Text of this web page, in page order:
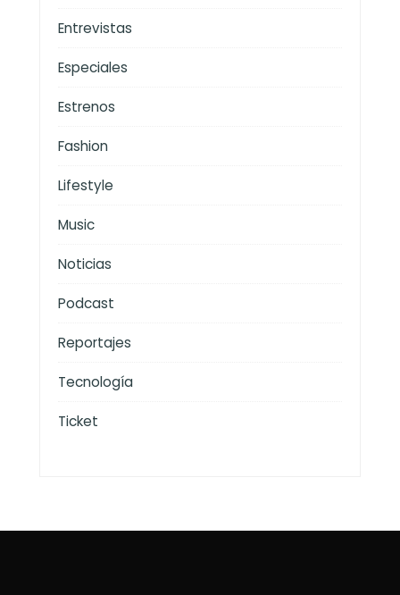
Entrevistas
Especiales
Estrenos
Fashion
Lifestyle
Music
Noticias
Podcast
Reportajes
Tecnología
Ticket